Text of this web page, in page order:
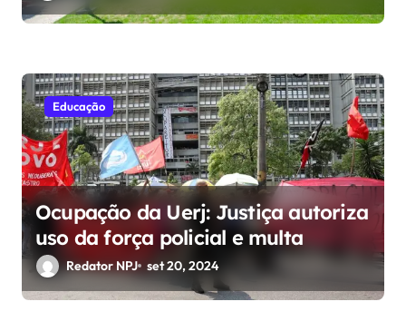
Educação
Ocupação da Uerj: Justiça autoriza
uso da força policial e multa
Redator NPJ set 20, 2024